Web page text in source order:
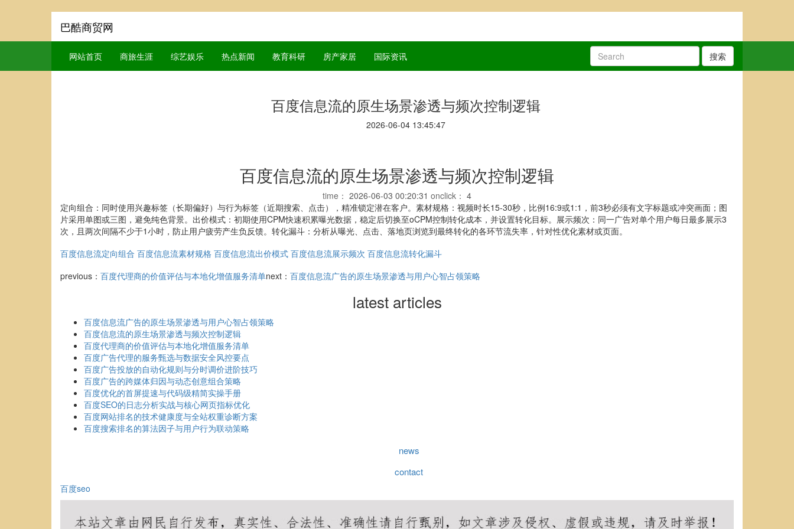
巴酷商贸网
网站首页 商旅生涯 综艺娱乐 热点新闻 教育科研 房产家居 国际资讯 搜索
百度信息流的原生场景渗透与频次控制逻辑
2026-06-04 13:45:47
百度信息流的原生场景渗透与频次控制逻辑
time： 2026-06-03 00:20:31 onclick： 4
定向组合：同时使用兴趣标签（长期偏好）与行为标签（近期搜索、点击），精准锁定潜在客户。素材规格：视频时长15-30秒，比例16:9或1:1，前3秒必须有文字标题或冲突画面；图
片采用单图或三图，避免纯色背景。出价模式：初期使用CPM快速积累曝光数据，稳定后切换至oCPM控制转化成本，并设置转化目标。展示频次：同一广告对单个用户每日最多展示3
次，且两次间隔不少于1小时，防止用户疲劳产生负反馈。转化漏斗：分析从曝光、点击、落地页浏览到最终转化的各环节流失率，针对性优化素材或页面。
百度信息流定向组合 百度信息流素材规格 百度信息流出价模式 百度信息流展示频次 百度信息流转化漏斗
previous： 百度代理商的价值评估与本地化增值服务清单next： 百度信息流广告的原生场景渗透与用户心智占领策略
latest articles
百度信息流广告的原生场景渗透与用户心智占领策略
百度信息流的原生场景渗透与频次控制逻辑
百度代理商的价值评估与本地化增值服务清单
百度广告代理的服务甄选与数据安全风控要点
百度广告投放的自动化规则与分时调价进阶技巧
百度广告的跨媒体归因与动态创意组合策略
百度优化的首屏提速与代码级精简实操手册
百度SEO的日志分析实战与核心网页指标优化
百度网站排名的技术健康度与全站权重诊断方案
百度搜索排名的算法因子与用户行为联动策略
news
contact
百度seo